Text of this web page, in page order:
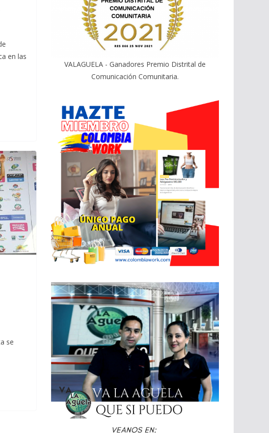
en las
se
VALAGUELA - Ganadores Premio Distrital de
Comunicación Comunitaria.